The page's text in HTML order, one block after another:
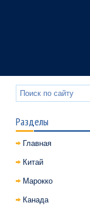
Разделы
Главная
Китай
Марокко
Канада